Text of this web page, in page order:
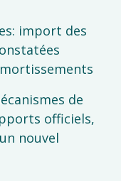
import des
de
officiels,
nouvel